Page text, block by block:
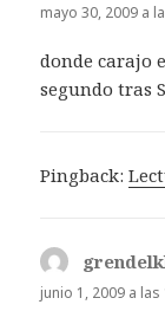
mayo 30, 2009 a
donde carajo
segundo tras
Pingback:
junio 1, 2009 a las